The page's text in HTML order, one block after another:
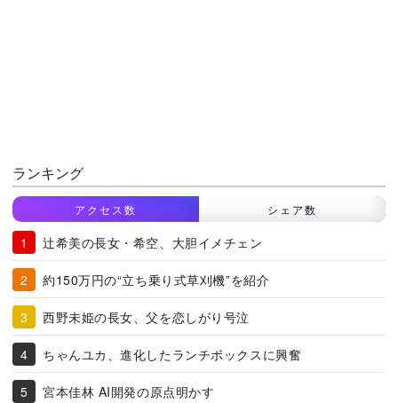
ランキング
アクセス数 シェア数
辻希美の長女・希空、大胆イメチェン
約150万円の“立ち乗り式草刈機”を紹介
西野未姫の長女、父を恋しがり号泣
ちゃんユカ、進化したランチボックスに興奮
宮本佳林 AI開発の原点明かす